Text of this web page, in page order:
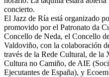
concierto.
El Jazz de Ría está organizado
promovido por el Patronato da
Concello de Neda, el Concello
Valdoviño, con la colaboración
través de la Rede Cultural, de la
Cultura no Camiño, de AIE
Ejecutantes de España), y